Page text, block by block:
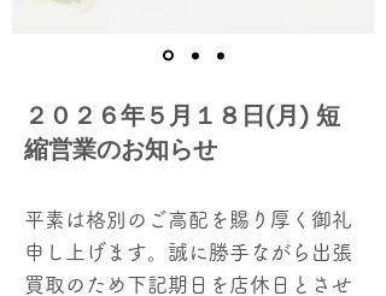
２０２６年５月１８日(月) 短
縮営業のお知らせ
平素は格別のご高配を賜り厚く御礼
申し上げます。誠に勝手ながら出張
買取のため下記期日を店休日とさせ